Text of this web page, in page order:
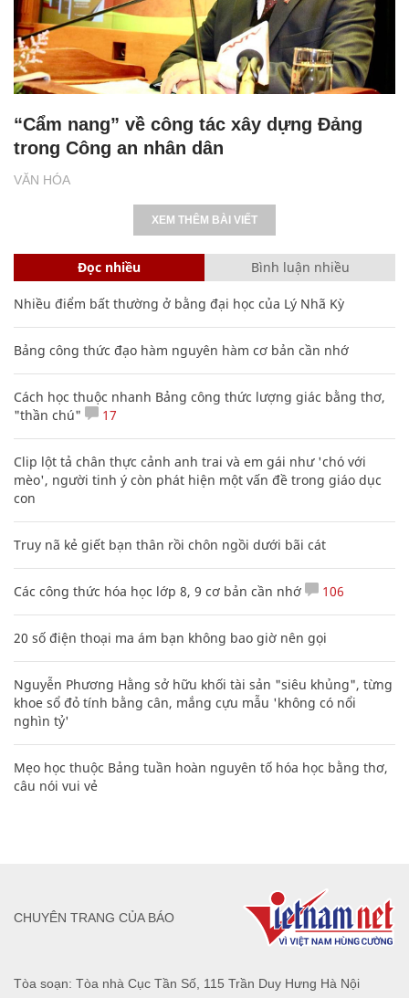
VĂN HÓA
“Cẩm nang” về công tác xây dựng Đảng
trong Công an nhân dân
XEM THÊM BÀI VIẾT
Đọc nhiều Bình luận nhiều
Nhiều điểm bất thường ở bằng đại học của Lý Nhã Kỳ
Bảng công thức đạo hàm nguyên hàm cơ bản cần nhớ
Cách học thuộc nhanh Bảng công thức lượng giác bằng thơ,
"thần chú"
17
Clip lột tả chân thực cảnh anh trai và em gái như 'chó với
mèo', người tinh ý còn phát hiện một vấn đề trong giáo dục
con
Truy nã kẻ giết bạn thân rồi chôn ngồi dưới bãi cát
Các công thức hóa học lớp 8, 9 cơ bản cần nhớ 106
20 số điện thoại ma ám bạn không bao giờ nên gọi
Nguyễn Phương Hằng sở hữu khối tài sản "siêu khủng", từng
khoe sổ đỏ tính bằng cân, mắng cựu mẫu 'không có nổi
nghìn tỷ'
Mẹo học thuộc Bảng tuần hoàn nguyên tố hóa học bằng thơ,
câu nói vui vẻ
Tòa soạn: Tòa nhà Cục Tần Số, 115 Trần Duy Hưng Hà Nội
CHUYÊN TRANG CỦA BÁO